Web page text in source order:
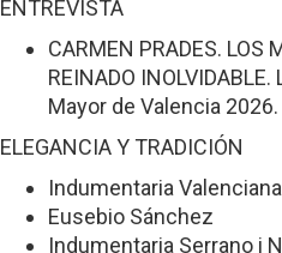
ENTREVISTA
CARMEN PRADES. LOS
REINADO
Mayor de Valencia 2026.
ELEGANCIA Y TRADICIÓN
Indumentaria
Eusebio Sánchez
Indumentaria Serrano i